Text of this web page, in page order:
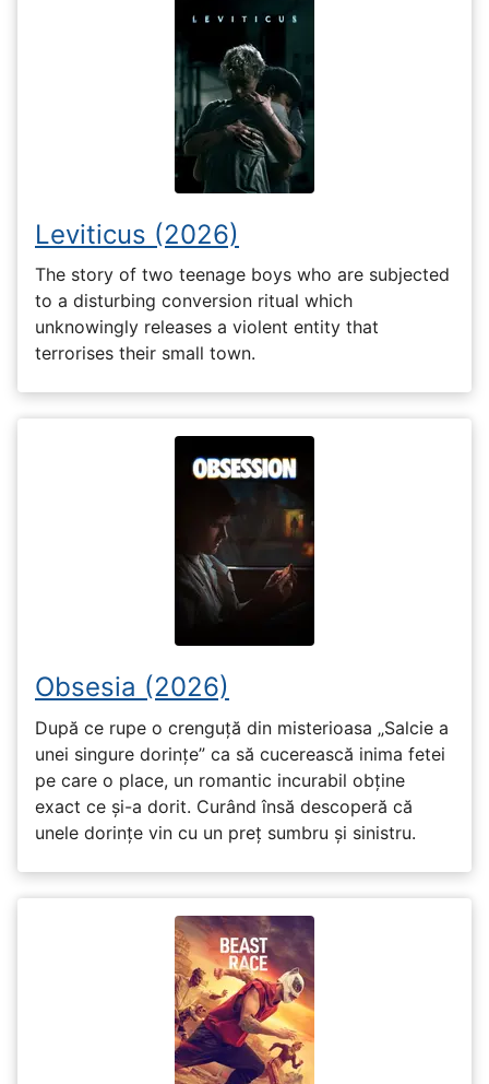
Leviticus (2026)
The story of two teenage boys who are subjected
to a disturbing conversion ritual which
unknowingly releases a violent entity that
terrorises their small town.
Obsesia (2026)
După ce rupe o crenguță din misterioasa „Salcie a
unei singure dorințe” ca să cucerească inima fetei
pe care o place, un romantic incurabil obține
exact ce și-a dorit. Curând însă descoperă că
unele dorințe vin cu un preț sumbru și sinistru.